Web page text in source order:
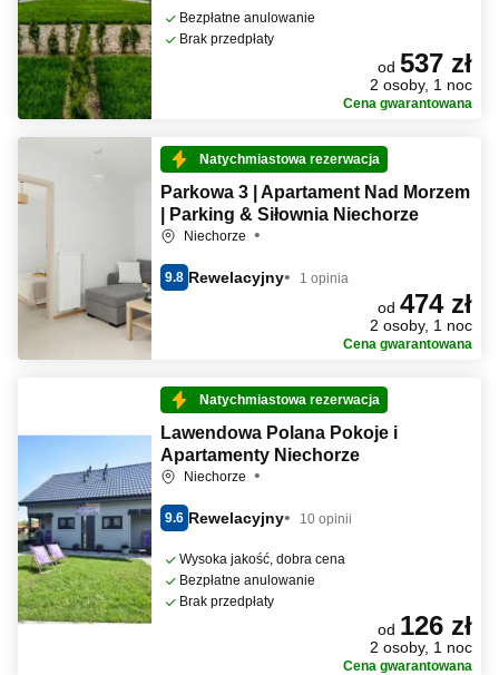
Bezpłatne anulowanie
Brak przedpłaty
od 537 zł
2 osoby, 1 noc
Cena gwarantowana
Natychmiastowa rezerwacja
Parkowa 3 | Apartament Nad Morzem
| Parking & Siłownia Niechorze
Niechorze
9.8 Rewelacyjny 1 opinia
od 474 zł
2 osoby, 1 noc
Cena gwarantowana
Natychmiastowa rezerwacja
Lawendowa Polana Pokoje i
Apartamenty Niechorze
Niechorze
9.6 Rewelacyjny 10 opinii
Wysoka jakość, dobra cena
Bezpłatne anulowanie
Brak przedpłaty
od 126 zł
2 osoby, 1 noc
Cena gwarantowana